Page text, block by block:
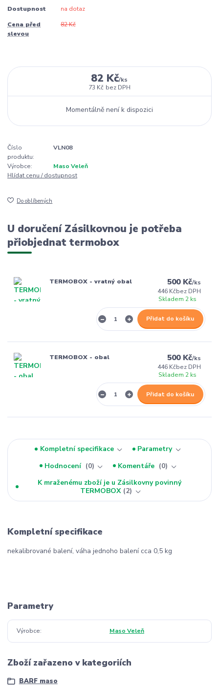
Dostupnost na dotaz
Cena před
slevou
82 Kč
82 Kč/ks
73 Kč bez DPH
Momentálně není k dispozici
Číslo
produktu:
VLN08
Výrobce:
Maso Veleň
Hlídat cenu / dostupnost
Do oblíbených
U doručení Zásilkovnou je potřeba
přiobjednat termobox
TERMOBOX - vratný obal 500 Kč/ks
446 Kčbez DPH
Skladem 2 ks
Přidat do košíku
TERMOBOX - obal 500 Kč/ks
446 Kčbez DPH
Skladem 2 ks
Přidat do košíku
Kompletní specifikace
Parametry
Hodnocení
0 Komentáře
0
K mraženému zboží je u Zásilkovny povinný
TERMOBOX 2
Kompletní specifikace
nekalibrované balení, váha jednoho balení cca 0,5 kg
Parametry
Výrobce Maso Veleň
Zboží zařazeno v kategoriích
BARF maso